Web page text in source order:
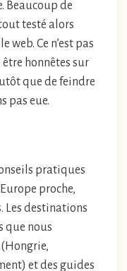
Beaucoup de
testé alors
Ce n’est pas
honnêtes sur
que de feindre
pas eue.
pratiques
proche,
Les destinations
que nous
et des guides